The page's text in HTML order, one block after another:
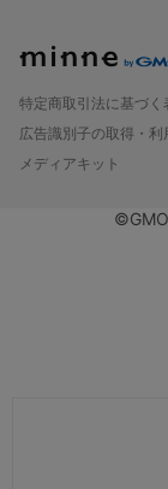
特定商取引法に基づく
広告識別子の取得・利
メディアキット